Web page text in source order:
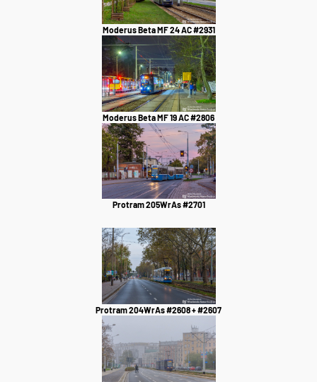
Moderus Beta MF 24 AC #2931
Moderus Beta MF 19 AC #2806
Protram 205WrAs #2701
Protram 204WrAs #2608 + #2607